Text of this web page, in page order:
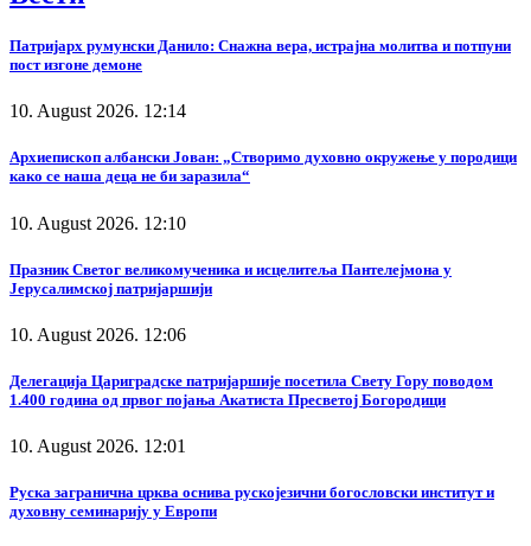
Патријарх румунски Данило: Снажна вера, истрајна молитва и потпуни
пост изгоне демоне
10. August 2026. 12:14
Архиепископ албански Јован: „Створимо духовно окружење у породици
како се наша деца не би заразила“
10. August 2026. 12:10
Празник Светог великомученика и исцелитеља Пантелејмона у
Јерусалимској патријаршији
10. August 2026. 12:06
Делегација Цариградске патријаршије посетила Свету Гору поводом
1.400 година од првог појања Акатиста Пресветој Богородици
10. August 2026. 12:01
Руска загранична црква оснива рускојезични богословски институт и
духовну семинарију у Европи